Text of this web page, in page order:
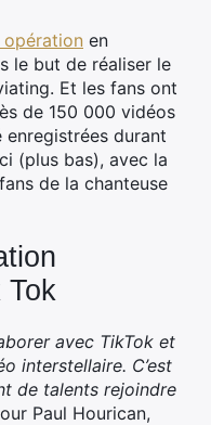
opération en
le but de réaliser le
Et les fans ont
de 150 000 vidéos
durant
(plus bas), avec la
de la chanteuse
Tok
avec TikTok et
interstellaire. C’est
de talents rejoindre
Paul Hourican,